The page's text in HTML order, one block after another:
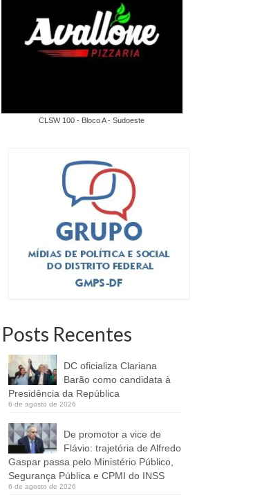
Teatro Nacional recebe alunos
da Escola de Formação de
Bailarinos do DF
27 de novembro de 2025
O Teatro Nacional abrirá suas portas
CLSW 100 - Bloco A - Sudoeste
Posts Recentes
DC oficializa Clariana
Barão como candidata à
Presidência da República
6 de agosto de 2026
De promotor a vice de
Flávio: trajetória de Alfredo
Gaspar passa pelo Ministério Público,
Segurança Pública e CPMI do INSS
6 de agosto de 2026